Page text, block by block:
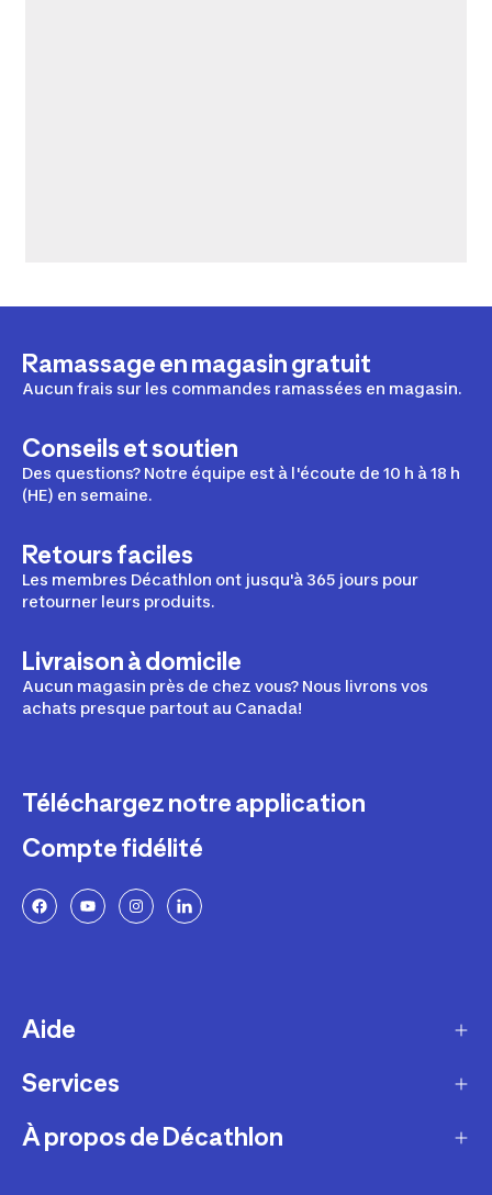
Ramassage en magasin gratuit
Aucun frais sur les commandes ramassées en magasin.
Conseils et soutien
Des questions? Notre équipe est à l'écoute de 10 h à 18 h
(HE) en semaine.
Retours faciles
Les membres Décathlon ont jusqu'à 365 jours pour
retourner leurs produits.
Livraison à domicile
Aucun magasin près de chez vous? Nous livrons vos
achats presque partout au Canada!
Téléchargez notre application
Compte fidélité
Aide
Livraison
Retours et échanges
Services
Programme de fidélité
À propos de Décathlon